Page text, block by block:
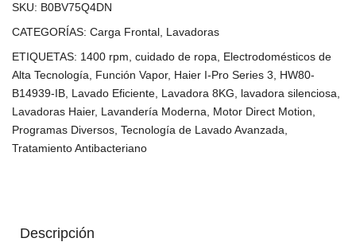
SKU: B0BV75Q4DN
CATEGORÍAS: Carga Frontal Lavadoras
ETIQUETAS: 1400 rpm cuidado de ropa
Electrodomésticos de
Alta Tecnología
Función Vapor, Haier I-Pro Series 3
HW80-
B14939-IB Lavado Eficiente Lavadora 8KG lavadora silenciosa
Lavadoras Haier, Lavandería Moderna Motor Direct Motion
Programas Diversos Tecnología de Lavado Avanzada
Tratamiento Antibacteriano
Descripción